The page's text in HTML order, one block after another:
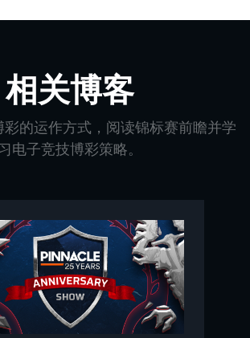
相关博客
彩的运作方式，阅读锦标赛前瞻并学
电子竞技博彩策略。